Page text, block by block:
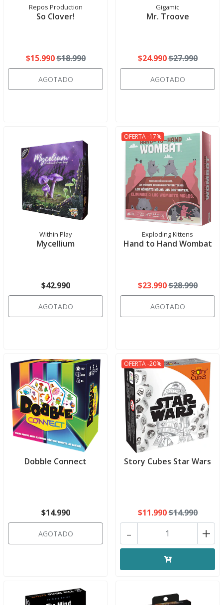
Repos Production
So Clover!
$15.990$18.990
AGOTADO
Gigamic
Mr. Troove
$24.990$27.990
AGOTADO
Within Play
Mycellium
$42.990
AGOTADO
OFERTA -17%
Exploding Kittens
Hand to Hand Wombat
$23.990$28.990
AGOTADO
Dobble Connect
$14.990
AGOTADO
OFERTA -20%
Story Cubes Star Wars
$11.990$14.990
+
-